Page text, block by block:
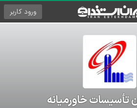
ورود کاربر
تأسیسات خاورمیانه